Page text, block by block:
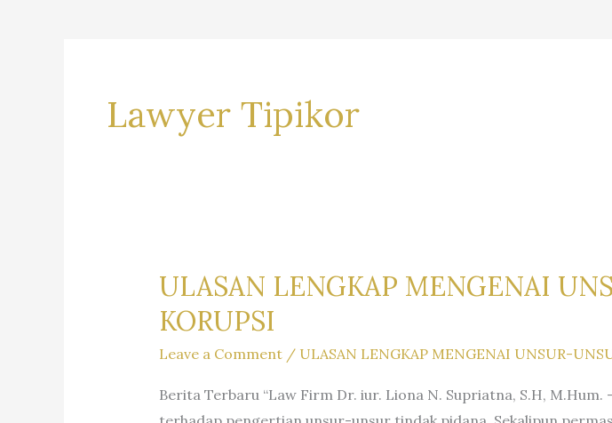
Lawyer Tipikor
ULASAN LENGKAP MENGENAI
KORUPSI
Leave a Comment / ULASAN LENGKAP MENGENAI UNSUR-
Berita Terbaru “Law Firm Dr. iur. Liona N. Supriatna, S.H,